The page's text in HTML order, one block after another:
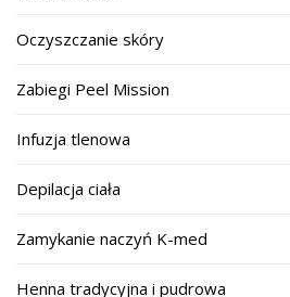
Oczyszczanie skóry
Zabiegi Peel Mission
Infuzja tlenowa
Depilacja ciała
Zamykanie naczyń K-med
Henna tradycyjna i pudrowa